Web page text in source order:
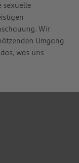
sexuelle
Wir
Umgang
was uns